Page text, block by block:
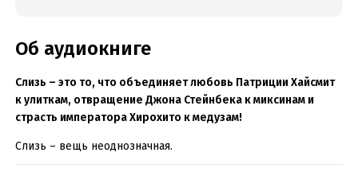
Об аудиокниге
Слизь – это то, что объединяет любовь Патриции Хайсмит
к улиткам, отвращение Джона Стейнбека к миксинам и
страсть императора Хирохито к медузам!
Слизь – вещь неоднозначная.